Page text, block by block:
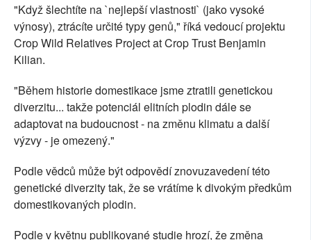
"Když šlechtíte na `nejlepší vlastnosti` (jako vysoké
výnosy), ztrácíte určité typy genů," říká vedoucí projektu
Crop Wild Relatives Project at Crop Trust Benjamin
Kilian.
"Během historie domestikace jsme ztratili genetickou
diverzitu... takže potenciál elitních plodin dále se
adaptovat na budoucnost - na změnu klimatu a další
výzvy - je omezený."
Podle vědců může být odpovědí znovuzavedení této
genetické diverzity tak, že se vrátíme k divokým předkům
domestikovaných plodin.
Podle v květnu publikované studie hrozí, že změna